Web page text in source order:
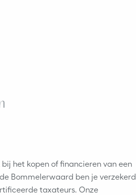
het kopen of financieren van een
Bommelerwaard ben je verzekerd
taxateurs. Onze